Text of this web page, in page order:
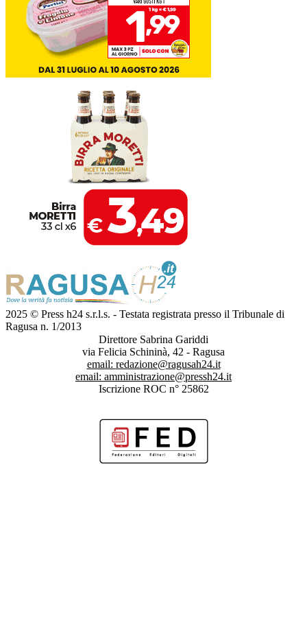
2025 © Press h24 s.r.l.s. - Testata registrata presso il Tribunale di
Ragusa n. 1/2013
Direttore Sabrina Gariddi
via Felicia Schininà, 42 - Ragusa
email: redazione@ragusah24.it
email: amministrazione@pressh24.it
Iscrizione ROC n° 25862